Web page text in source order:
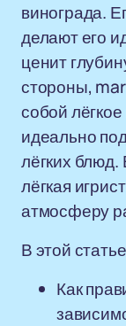
винограда.
делают его
ценит
стороны,
собой
идеально
лёгких блюд.
лёгкая
атмосферу
В этой
Как